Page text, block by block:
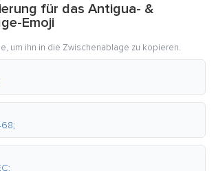
für das Antigua- &
Emoji
um ihn in die Zwischenablage zu kopieren.